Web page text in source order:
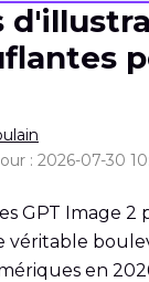
: 2026-07-30
GPT Image 2
véritable
en